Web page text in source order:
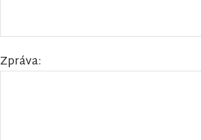
Zpráva: